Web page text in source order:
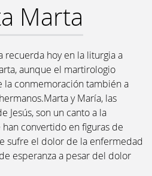
Marta
recuerda hoy en la liturgia a
aunque el martirologio
la conmemoración también a
y María, las
Jesús, son un canto a la
convertido en figuras de
sufre el dolor de la enfermedad
esperanza a pesar del dolor